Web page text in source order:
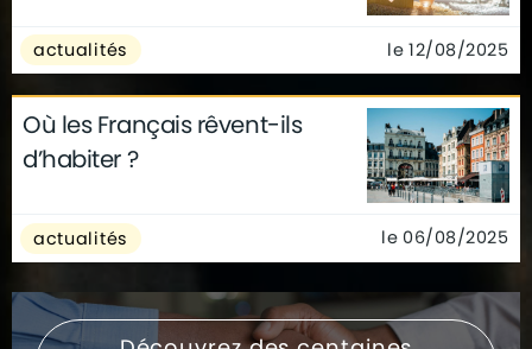
actualités le 12/08/2025
Où les Français rêvent-ils
d’habiter ?
actualités le 06/08/2025